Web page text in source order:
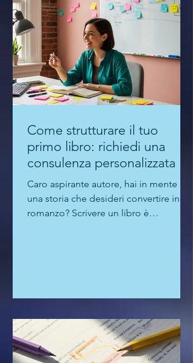
Come strutturare il tuo
primo libro: richiedi una
consulenza personalizzata
Caro aspirante autore, hai in mente